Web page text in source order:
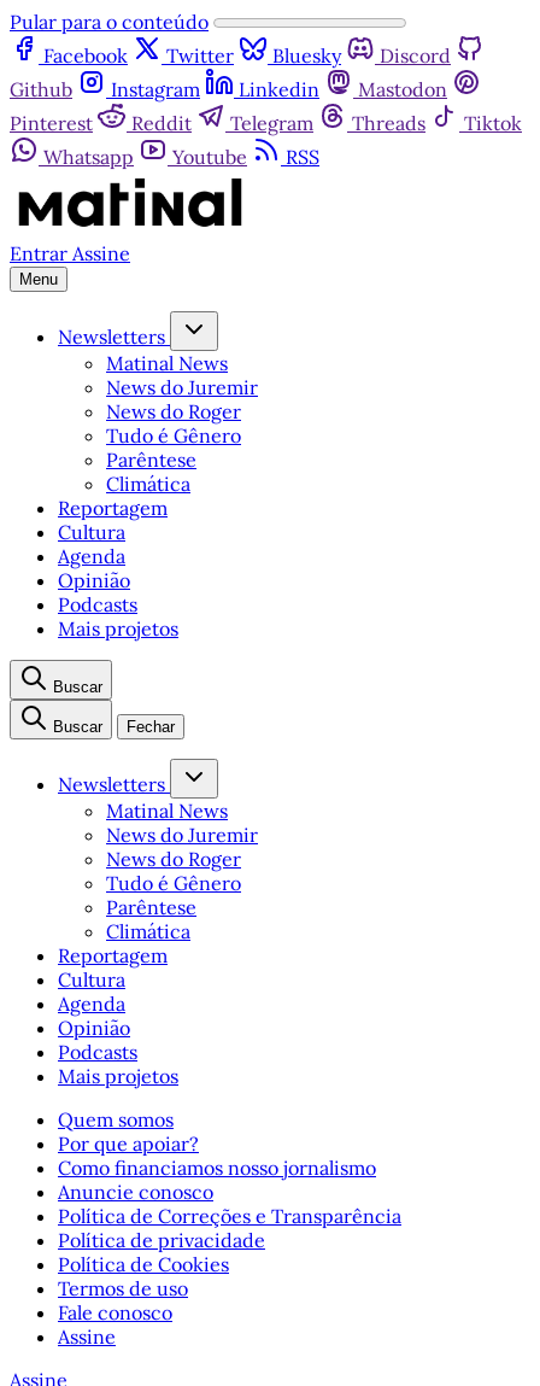
Pular para o conteúdo
Facebook
Twitter Bluesky
Discord
Github
Instagram Linkedin
Mastodon
Pinterest
Reddit Telegram Threads
Tiktok
Whatsapp
Youtube RSS
Entrar Assine
Menu
Newsletters
Matinal News
News do Juremir
News do Roger
Tudo é Gênero
Parêntese
Climática
Reportagem
Cultura
Agenda
Opinião
Podcasts
Mais projetos
Buscar
Buscar Fechar
Newsletters
Matinal News
News do Juremir
News do Roger
Tudo é Gênero
Parêntese
Climática
Reportagem
Cultura
Agenda
Opinião
Podcasts
Mais projetos
Quem somos
Por que apoiar?
Como financiamos nosso jornalismo
Anuncie conosco
Política de Correções e Transparência
Política de privacidade
Política de Cookies
Termos de uso
Fale conosco
Assine
Assine